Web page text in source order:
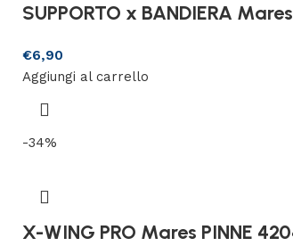
SUPPORTO x BANDIERA
€6,90
Aggiungi al carrello
-34%
X-WING PRO Mares PINNE